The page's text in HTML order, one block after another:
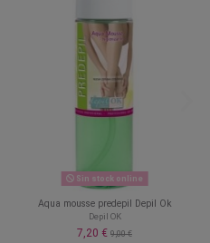
Sin stock online
Aqua mousse predepil Depil Ok
Depil OK
7,20 € 9,00 €